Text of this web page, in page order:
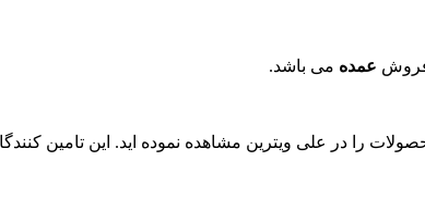
فروش عمده می باشد.
را در علی ویترین مشاهده نموده اید. این تامین